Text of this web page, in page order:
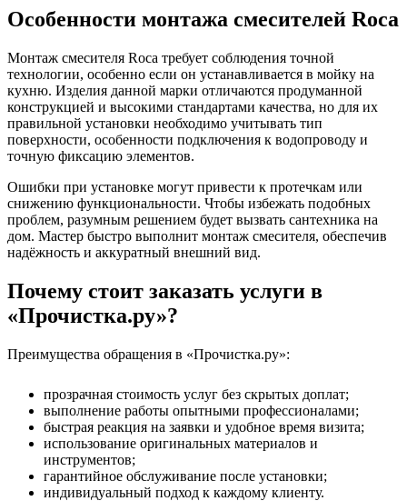
Особенности монтажа смесителей Roca
Монтаж смесителя Roca требует соблюдения точной
технологии, особенно если он устанавливается в мойку на
кухню. Изделия данной марки отличаются продуманной
конструкцией и высокими стандартами качества, но для их
правильной установки необходимо учитывать тип
поверхности, особенности подключения к водопроводу и
точную фиксацию элементов.
Ошибки при установке могут привести к протечкам или
снижению функциональности. Чтобы избежать подобных
проблем, разумным решением будет вызвать сантехника на
дом. Мастер быстро выполнит монтаж смесителя, обеспечив
надёжность и аккуратный внешний вид.
Почему стоит заказать услуги в
«Прочистка.ру»?
Преимущества обращения в «Прочистка.ру»:
прозрачная стоимость услуг без скрытых доплат;
выполнение работы опытными профессионалами;
быстрая реакция на заявки и удобное время визита;
использование оригинальных материалов и
инструментов;
гарантийное обслуживание после установки;
индивидуальный подход к каждому клиенту.